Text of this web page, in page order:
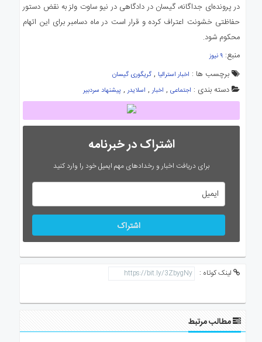
در پرونده‌ای جداگانه، گیسان در دادگاهی در نیو ساوت ولز به نقض دستور
حفاظتی خشونت اعتراف کرده و قرار است در ماه دسامبر برای این اتهام
محکوم شود.
منبع: ۹ نیوز
برچسب ها : اخبار استرالیا , گریگوری گیسان
دسته بندی : اجتماعی, اخبار, اسلایدر, پیشنهاد سردبیر
اشتراک در خبرنامه
برای دریافت اخبار و رخدادهای مهم ایمیل خود را وارد کنید
اشتراک
لینک کوتاه :
مطالب مرتبط